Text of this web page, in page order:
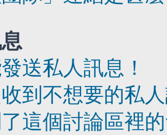
送私人訊息！
到不想要的私
這個討論區裡